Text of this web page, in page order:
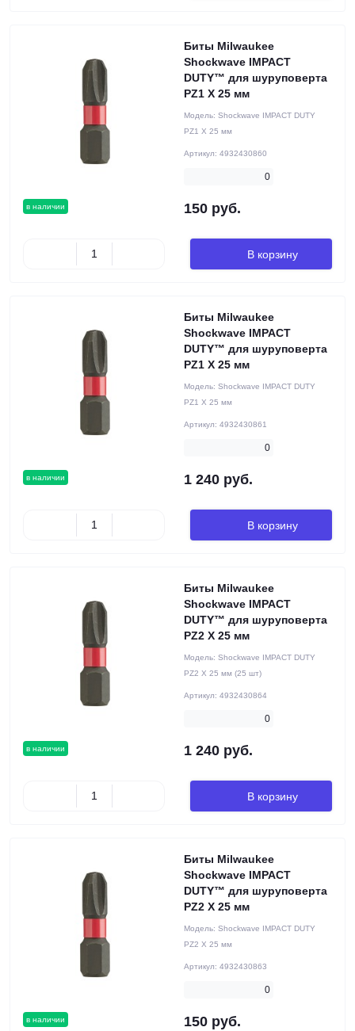
в наличии
Биты Milwaukee
Shockwave IMPACT
DUTY™ для шуруповерта
PZ1 X 25 мм
Модель: Shockwave IMPACT DUTY
PZ1 X 25 мм
Артикул: 4932430860
0
150 руб.
В корзину
в наличии
Биты Milwaukee
Shockwave IMPACT
DUTY™ для шуруповерта
PZ1 X 25 мм
Модель: Shockwave IMPACT DUTY
PZ1 X 25 мм
Артикул: 4932430861
0
1 240 руб.
В корзину
в наличии
Биты Milwaukee
Shockwave IMPACT
DUTY™ для шуруповерта
PZ2 X 25 мм
Модель: Shockwave IMPACT DUTY
PZ2 X 25 мм (25 шт)
Артикул: 4932430864
0
1 240 руб.
В корзину
в наличии
Биты Milwaukee
Shockwave IMPACT
DUTY™ для шуруповерта
PZ2 X 25 мм
Модель: Shockwave IMPACT DUTY
PZ2 X 25 мм
Артикул: 4932430863
0
150 руб.